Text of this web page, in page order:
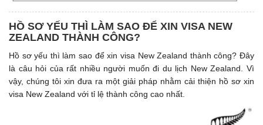
HỒ SƠ YẾU THÌ LÀM SAO ĐỂ XIN VISA NEW
ZEALAND THÀNH CÔNG?
Hồ sơ yếu thì làm sao để xin visa New Zealand thành công? Đây
là câu hỏi của rất nhiều người muốn đi du lịch New Zealand. Vì
vậy, chúng tôi xin đưa ra một giải pháp nhằm cải thiện hồ sơ xin
visa New Zealand với tỉ lệ thành công cao nhất.